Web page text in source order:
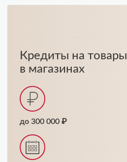
Кредиты на товары
в магазинах
до 300 000 ₽